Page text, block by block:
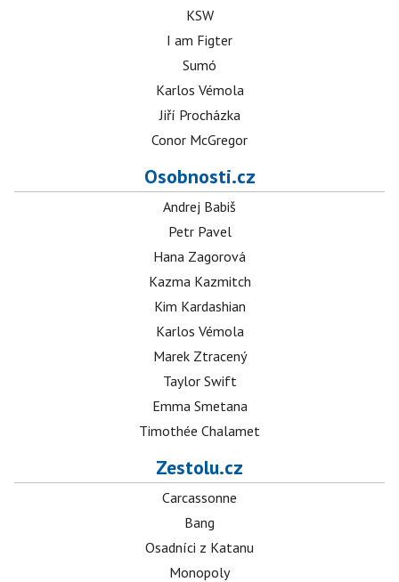
KSW
I am Figter
Sumó
Karlos Vémola
Jiří Procházka
Conor McGregor
Osobnosti.cz
Andrej Babiš
Petr Pavel
Hana Zagorová
Kazma Kazmitch
Kim Kardashian
Karlos Vémola
Marek Ztracený
Taylor Swift
Emma Smetana
Timothée Chalamet
Zestolu.cz
Carcassonne
Bang
Osadníci z Katanu
Monopoly